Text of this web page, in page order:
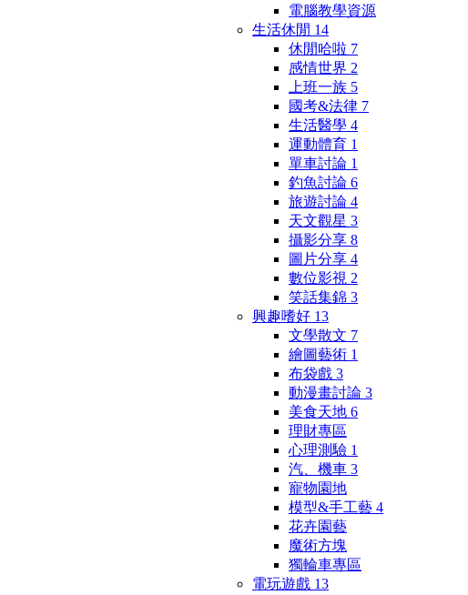
電腦教學資源
生活休閒 14
休閒哈啦 7
感情世界 2
上班一族 5
國考&法律 7
生活醫學 4
運動體育 1
單車討論 1
釣魚討論 6
旅遊討論 4
天文觀星 3
攝影分享 8
圖片分享 4
數位影視 2
笑話集錦 3
興趣嗜好 13
文學散文 7
繪圖藝術 1
布袋戲 3
動漫畫討論 3
美食天地 6
理財專區
心理測驗 1
汽、機車 3
寵物園地
模型&手工藝 4
花卉園藝
魔術方塊
獨輪車專區
電玩遊戲 13